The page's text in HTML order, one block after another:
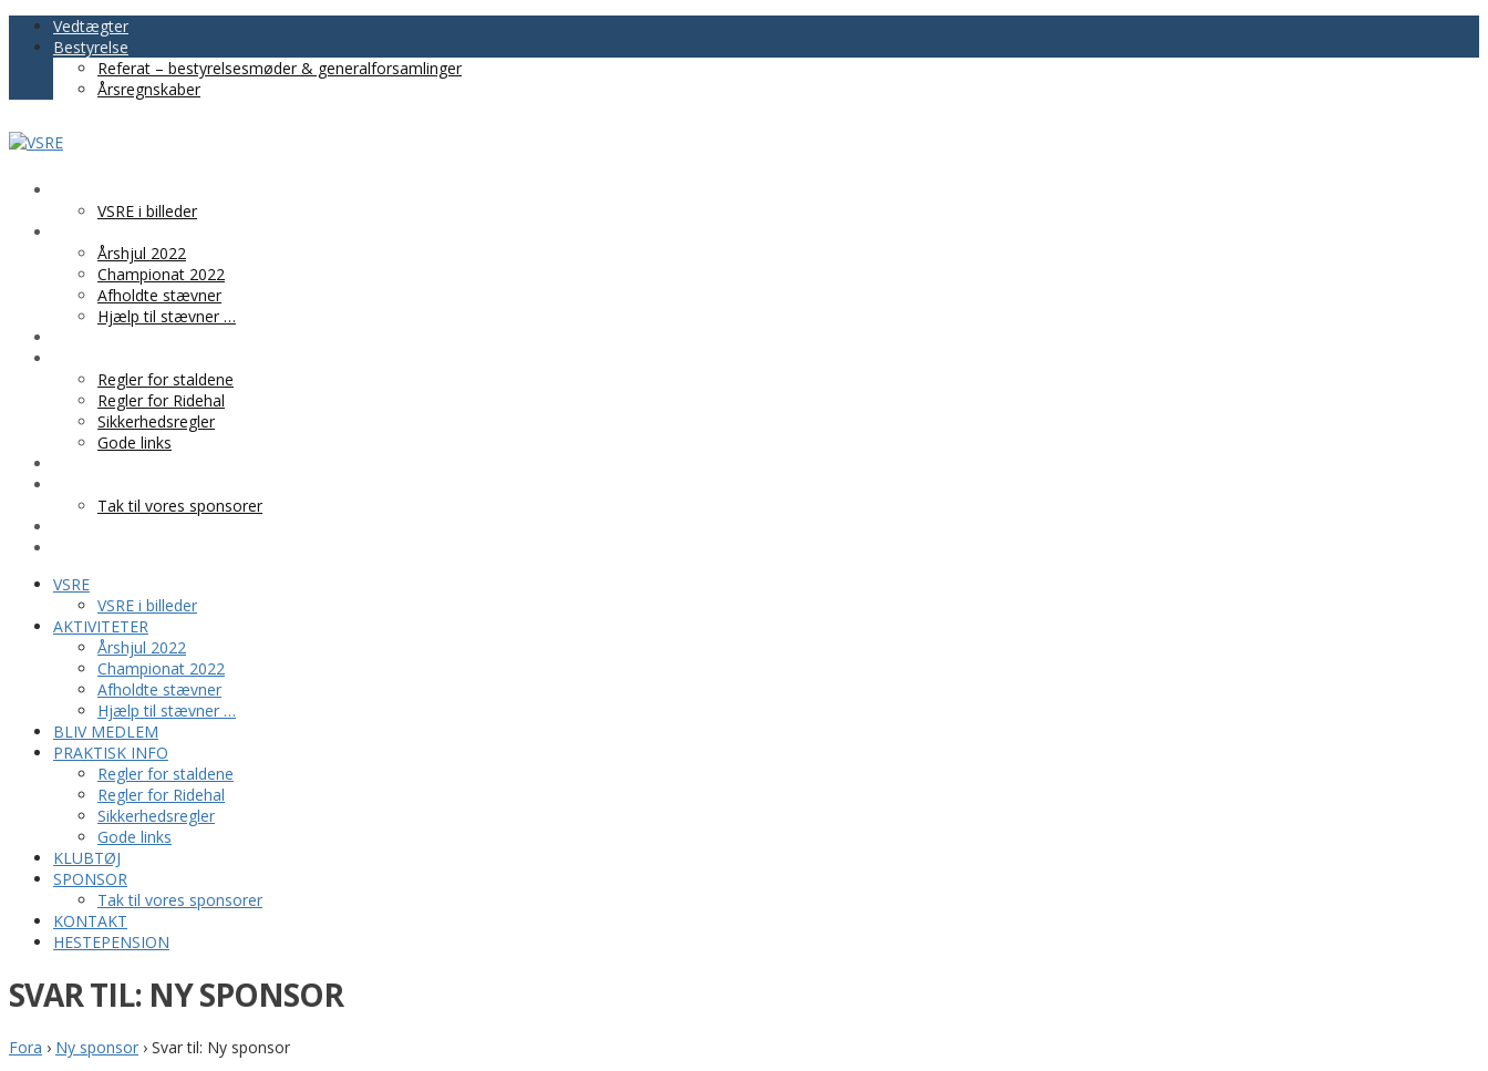
Vedtægter
Bestyrelse
Referat – bestyrelsesmøder & generalforsamlinger
Årsregnskaber
VSRE i billeder
Årshjul 2022
Championat 2022
Afholdte stævner
Hjælp til stævner …
Regler for staldene
Regler for Ridehal
Sikkerhedsregler
Gode links
Tak til vores sponsorer
VSRE
VSRE i billeder
AKTIVITETER
Årshjul 2022
Championat 2022
Afholdte stævner
Hjælp til stævner …
BLIV MEDLEM
PRAKTISK INFO
Regler for staldene
Regler for Ridehal
Sikkerhedsregler
Gode links
KLUBTØJ
SPONSOR
Tak til vores sponsorer
KONTAKT
HESTEPENSION
SVAR TIL: NY SPONSOR
Fora › Ny sponsor › Svar til: Ny sponsor